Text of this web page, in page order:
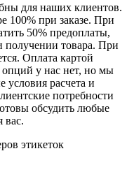
для наших клиентов.
100% при заказе. При
50% предоплаты,
получении товара. При
Оплата картой
опций у нас нет, но мы
условия расчета и
потребности
обсудить любые
вас.